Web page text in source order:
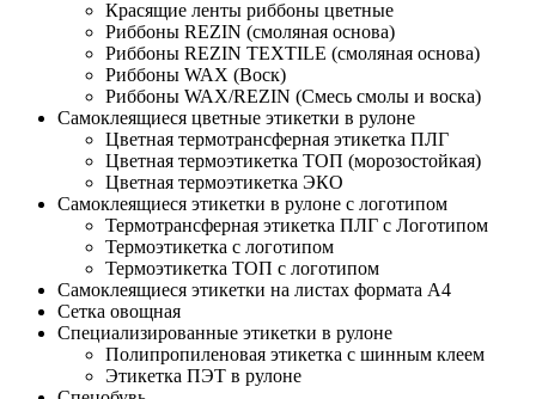
Красящие ленты риббоны цветные
Риббоны REZIN (смоляная основа)
Риббоны REZIN TEXTILE (смоляная основа)
Риббоны WAX (Воск)
Риббоны WAX/REZIN (Смесь смолы и воска)
Самоклеящиеся цветные этикетки в рулоне
Цветная термотрансферная этикетка ПЛГ
Цветная термоэтикетка ТОП (морозостойкая)
Цветная термоэтикетка ЭКО
Самоклеящиеся этикетки в рулоне с логотипом
Термотрансферная этикетка ПЛГ с Логотипом
Термоэтикетка с логотипом
Термоэтикетка ТОП с логотипом
Самоклеящиеся этикетки на листах формата А4
Сетка овощная
Специализированные этикетки в рулоне
Полипропиленовая этикетка с шинным клеем
Этикетка ПЭТ в рулоне